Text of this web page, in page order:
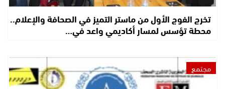
تخرج الفوج الأول من ماستر التميز في الصحافة والإعلام..
محطة تؤسس لمسار أكاديمي واعد في…
مجتمع